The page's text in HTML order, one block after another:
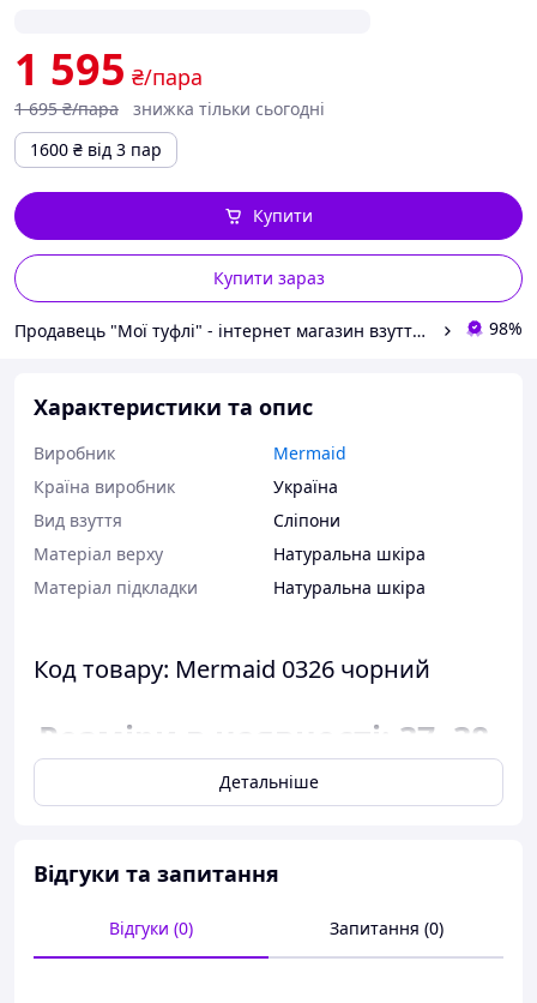
1 595 ₴/пара
1 695 ₴/пара
знижка тільки сьогодні
1600 ₴ від 3 пар
Купити зараз
Купити
Продавець "Мої туфлі" - інтернет магазин взуття на всі випадки життя. 98%
Характеристики та опис
Виробник
Mermaid
Країна виробник
Україна
Вид взуття
Сліпони
Матеріал верху
Натуральна шкіра
Матеріал підкладки
Натуральна шкіра
Код товару: Mermaid 0326 чорний
Розміри в наявності: 37, 38,
39, 40.
розмір 37 - 24 сантиметра;
сантиметра;
розмір 39 - 25,2
Детальніше
Відгуки та запитання
Відгуки (0) Запитання (0)